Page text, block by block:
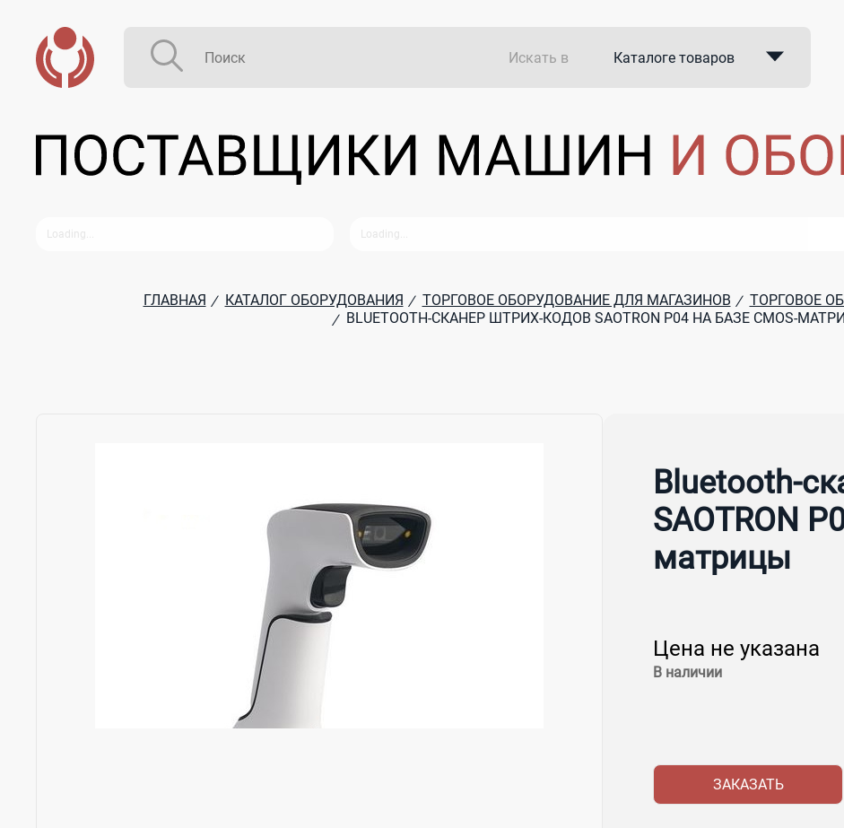
Искать в Каталоге товаров
В закупках
ГЛАВНАЯ / КАТАЛОГ ОБОРУДОВАНИЯ / ТОРГОВОЕ ОБОРУДОВАНИЕ ДЛЯ МАГАЗИНОВ / ТОРГОВОЕ
/ BLUETOOTH-СКАНЕР ШТРИХ-КОДОВ SAOTRON P04 НА БАЗЕ CMOS-
Bluetooth-
SAOTRON
матрицы
Цена не указана
В наличии
ЗАКАЗАТЬ